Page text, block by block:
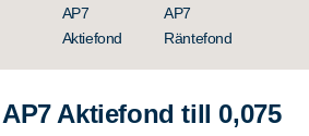
AP7
Aktiefond
AP7
Räntefond
Aktiefond till 0,075